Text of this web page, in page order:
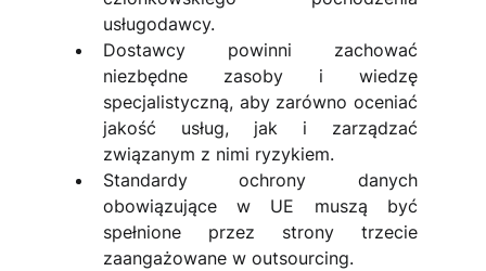
usługodawcy.
Dostawcy powinni zachować
niezbędne zasoby i wiedzę
specjalistyczną, aby zarówno oceniać
jakość usług, jak i zarządzać
związanym z nimi ryzykiem.
Standardy ochrony danych
obowiązujące w UE muszą być
spełnione przez strony trzecie
zaangażowane w outsourcing.